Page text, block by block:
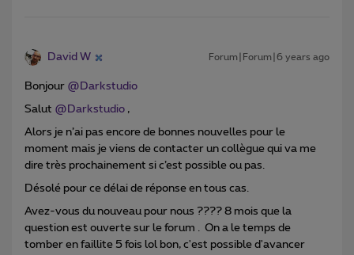
David W Forum|Forum|6 years ago
Bonjour @Darkstudio
Salut @Darkstudio ,
Alors je n’ai pas encore de bonnes nouvelles pour le
moment mais je viens de contacter un collègue qui va me
dire très prochainement si c’est possible ou pas.
Désolé pour ce délai de réponse en tous cas.
Avez-vous du nouveau pour nous ???? 8 mois que la
question est ouverte sur le forum . On a le temps de
tomber en faillite 5 fois lol bon, c'est possible d'avancer